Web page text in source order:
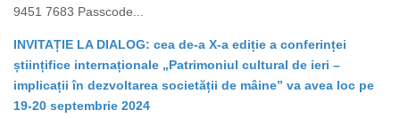
9451 7683 Passcode...
INVITAȚIE LA DIALOG: cea de-a X-a ediție a conferinței
științifice internaționale „Patrimoniul cultural de ieri –
implicații în dezvoltarea societății de mâine” va avea loc pe
19-20 septembrie 2024